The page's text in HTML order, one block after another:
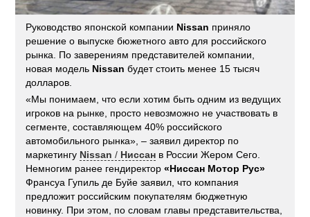
Руководство японской компании Nissan приняло
решение о выпуске бюжетного авто для российского
рынка. По заверениям представителей компании,
новая модель Nissan будет стоить менее 15 тысяч
долларов.
«Мы понимаем, что если хотим быть одним из ведущих
игроков на рынке, просто невозможно не участвовать в
сегменте, составляющем 40% российского
автомобильного рынка», – заявил директор по
маркетингу Nissan / Ниссан в России Жером Сего.
Немногим ранее гендиректор«Ниссан Мотор Рус»
Франсуа Гупиль де Буйе заявил, что компания
предложит российским покупателям бюджетную
новинку. При этом, по словам главы представительства,